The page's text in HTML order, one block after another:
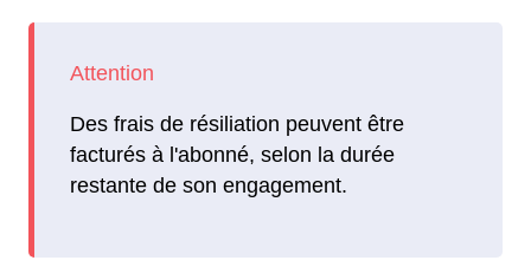
Des frais de résiliation peuvent être
facturés à l'abonné, selon la durée
restante de son engagement.